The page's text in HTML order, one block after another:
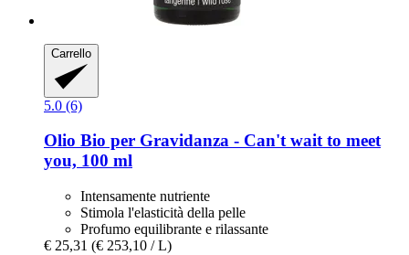
Carrello
5.0 (6)
Olio Bio per Gravidanza -​ Can't wait to meet
you, 100 ml
Intensamente nutriente
Stimola l'elasticità della pelle
Profumo equilibrante e rilassante
€ 25,31 (€ 253,10 / L)